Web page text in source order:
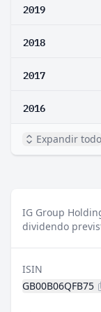
2019
2018
2017
2016
Expandir todo
IG Group
dividendo
ISIN
GB00B06QFB75